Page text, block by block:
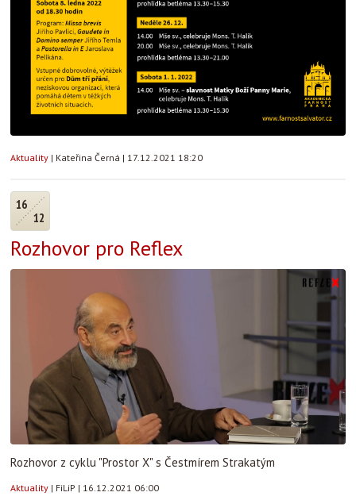
Aktuality | Kateřina Černá | 17.12.2021 18:20
16
12
Rozhovor pro Reflex
Rozhovor z cyklu "Prostor X" s Čestmírem Strakatým
Aktuality | FiLiP | 16.12.2021 06:00